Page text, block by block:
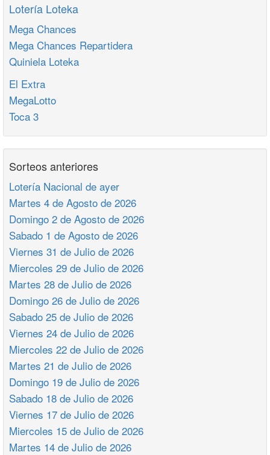
Lotería Loteka
Mega Chances
Mega Chances Repartidera
Quiniela Loteka
El Extra
MegaLotto
Toca 3
Sorteos anteriores
Lotería Nacional de ayer
Martes 4 de Agosto de 2026
Domingo 2 de Agosto de 2026
Sabado 1 de Agosto de 2026
Viernes 31 de Julio de 2026
Miercoles 29 de Julio de 2026
Martes 28 de Julio de 2026
Domingo 26 de Julio de 2026
Sabado 25 de Julio de 2026
Viernes 24 de Julio de 2026
Miercoles 22 de Julio de 2026
Martes 21 de Julio de 2026
Domingo 19 de Julio de 2026
Sabado 18 de Julio de 2026
Viernes 17 de Julio de 2026
Miercoles 15 de Julio de 2026
Martes 14 de Julio de 2026